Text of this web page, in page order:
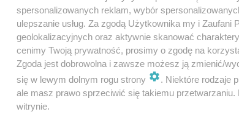
i czego szukają mieszkańcy Lublina
spersonalizowanych reklam, wybór
ulepszanie usług. Za zgodą Użytkownika my i
geolokalizacyjnych oraz aktywnie skanować
cenimy Twoją prywatność, prosimy o zgodę na
Zgoda jest dobrowolna i zawsze możesz ją zmienić/
się w lewym dolnym rogu strony
. Niektóre rodzaje
ale masz prawo sprzeciwić się takiemu
witrynie.